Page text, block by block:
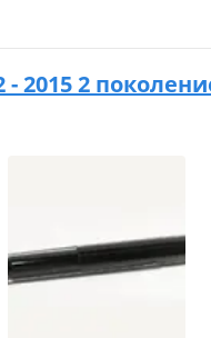
2015 2